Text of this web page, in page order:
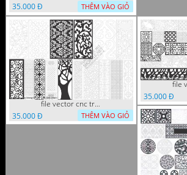
35.000 Đ
THÊM VÀO GIỎ
file vector cnc trang tri tranh du loai
35.000 Đ
THÊM VÀO GIỎ
35.000 Đ